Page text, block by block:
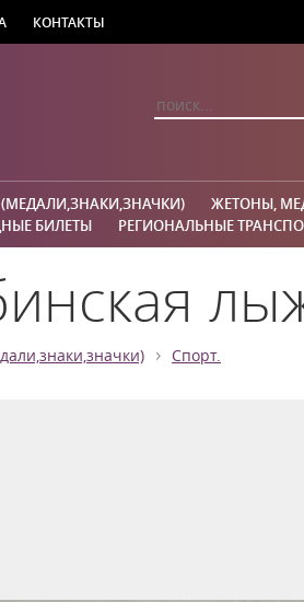
КОНТАКТЫ
ЖЕТОНЫ,
БИЛЕТЫ РЕГИОНАЛЬНЫЕ
› Спорт.